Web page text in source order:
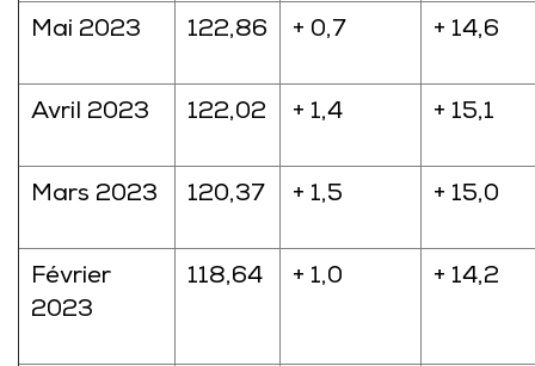
Mai 2023 122,86 + 0,7 + 14,6
Avril 2023 122,02 + 1,4 + 15,1
Mars 2023 120,37 + 1,5 + 15,0
Février
2023
118,64 + 1,0 + 14,2